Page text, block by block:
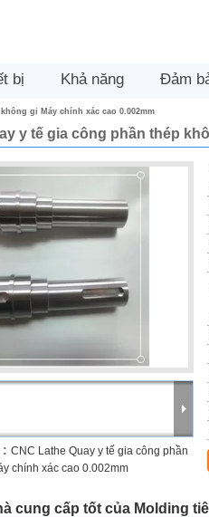
bị Khả năng Đảm
gỉ Máy chính xác cao 0.002mm
y tế gia công phần thép
: CNC Lathe Quay y tế gia công phần
chính xác cao 0.002mm
cung cấp tốt của Molding